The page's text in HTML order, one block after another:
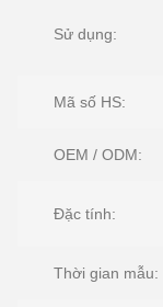
Sử dụng:
Mã số HS:
OEM / ODM:
Đặc tính:
Thời gian mẫu: